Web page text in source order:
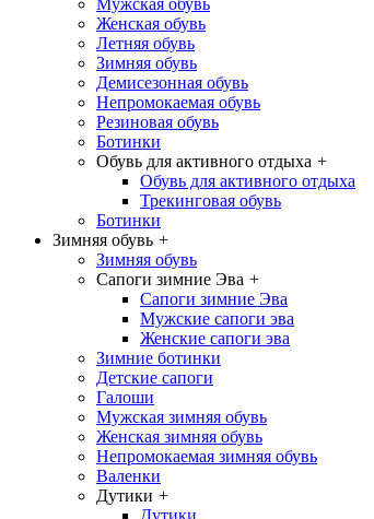
Мужская обувь
Женская обувь
Летняя обувь
Зимняя обувь
Демисезонная обувь
Непромокаемая обувь
Резиновая обувь
Ботинки
Обувь для активного отдыха +
Обувь для активного отдыха
Трекинговая обувь
Ботинки
Зимняя обувь +
Зимняя обувь
Сапоги зимние Эва +
Сапоги зимние Эва
Мужские сапоги эва
Женские сапоги эва
Зимние ботинки
Детские сапоги
Галоши
Мужская зимняя обувь
Женская зимняя обувь
Непромокаемая зимняя обувь
Валенки
Дутики +
Дутики